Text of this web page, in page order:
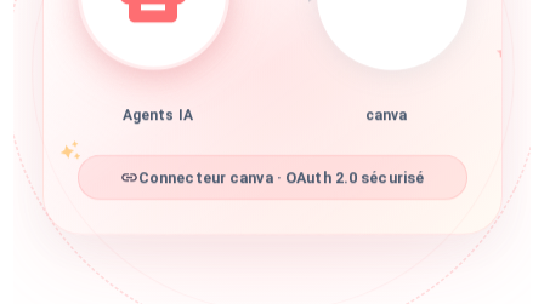
Agents IA canva
Connecteur canva · OAuth 2.0 sécurisé